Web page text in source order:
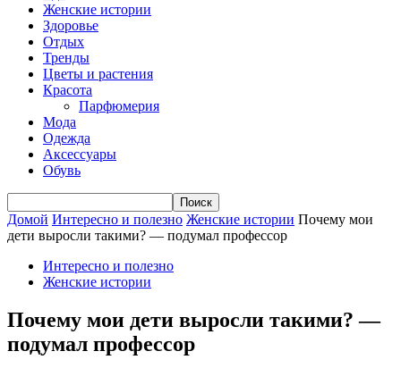
Женские истории
Здоровье
Отдых
Тренды
Цветы и растения
Красота
Парфюмерия
Мода
Одежда
Аксессуары
Обувь
Домой Интересно и полезно Женские истории Почему мои
дети выросли такими? — подумал профессор
Интересно и полезно
Женские истории
Почему мои дети выросли такими? —
подумал профессор